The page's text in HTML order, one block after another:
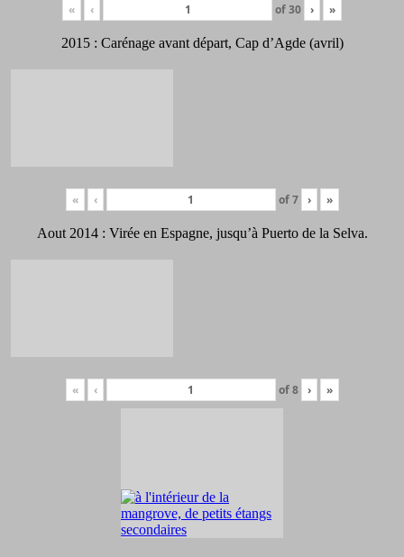
« ‹ of30 › »
2015 : Carénage avant départ, Cap d’Agde (avril)
« ‹ of7 › »
Aout 2014 : Virée en Espagne, jusqu’à Puerto de la Selva.
« ‹ of8 › »